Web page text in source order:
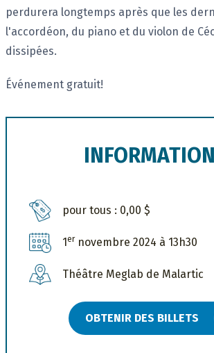
perdurera longtemps après que les
l'accordéon, du piano et du violon de
dissipées.
Événement gratuit!
pour tous : 0,00 $
1 er novembre 2024 à 13h30
Théâtre Meglab de Malartic
OBTENIR DES BILLETS